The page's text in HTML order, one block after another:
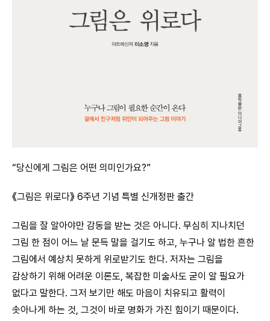
“당신에게 그림은 어떤 의미인가요?”
《그림은 위로다》 6주년 기념 특별 신개정판 출간
그림을 잘 알아야만 감동을 받는 것은 아니다. 무심히 지나치던
그림 한 점이 어느 날 문득 말을 걸기도 하고, 누구나 알 법한 흔한
그림에서 예상치 못하게 위로받기도 한다. 저자는 그림을
감상하기 위해 어려운 이론도, 복잡한 미술사도 굳이 알 필요가
없다고 말한다. 그저 보기만 해도 마음이 치유되고 활력이
솟아나게 하는 것, 그것이 바로 명화가 가진 힘이기 때문이다.